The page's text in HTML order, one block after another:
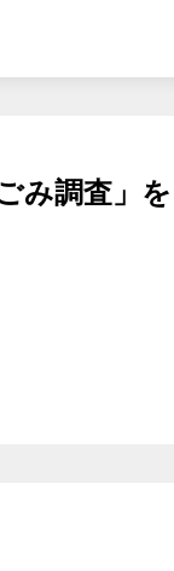
み調査」を